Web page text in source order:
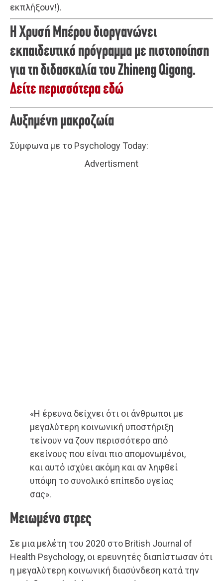
εκπλήξουν!).
Η Χρυσή Μπέρου διοργανώνει
εκπαιδευτικό πρόγραμμα με πιστοποίηση
για τη διδασκαλία του Zhineng Qigong.
Δείτε περισσότερα εδώ
Αυξημένη μακροζωία
Σύμφωνα με το Psychology Today:
Advertisment
«Η έρευνα δείχνει ότι οι άνθρωποι με
μεγαλύτερη κοινωνική υποστήριξη
τείνουν να ζουν περισσότερο από
εκείνους που είναι πιο απομονωμένοι,
και αυτό ισχύει ακόμη και αν ληφθεί
υπόψη το συνολικό επίπεδο υγείας
σας».
Μειωμένο στρες
Σε μια μελέτη του 2020 στο British Journal of
Health Psychology, οι ερευνητές διαπίστωσαν ότι
η μεγαλύτερη κοινωνική διασύνδεση κατά την